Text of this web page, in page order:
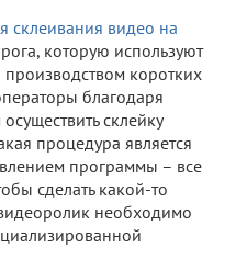
склеивания видео на
которую используют
производством коротких
благодаря
склейку
процедура является
программы – все
сделать какой-то
необходимо